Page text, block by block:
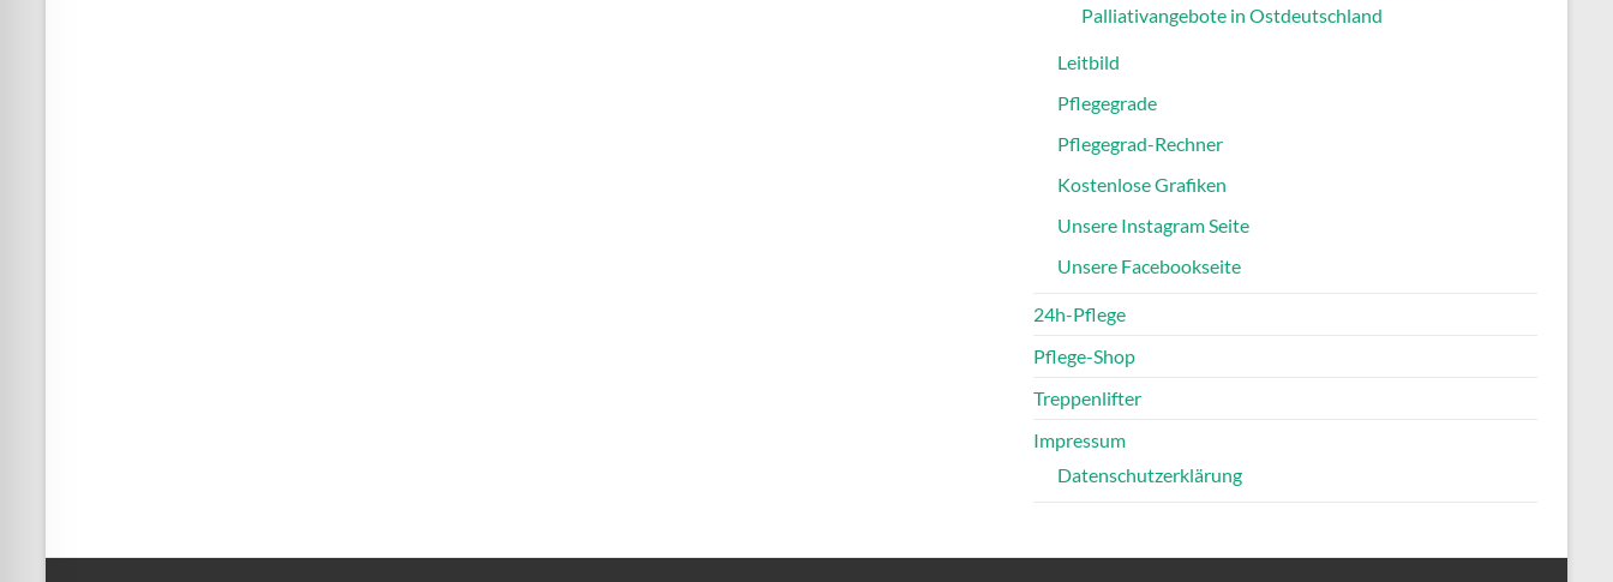
Palliativangebote in Ostdeutschland
Leitbild
Pflegegrade
Pflegegrad-Rechner
Kostenlose Grafiken
Unsere Instagram Seite
Unsere Facebookseite
24h-Pflege
Pflege-Shop
Treppenlifter
Impressum
Datenschutzerklärung